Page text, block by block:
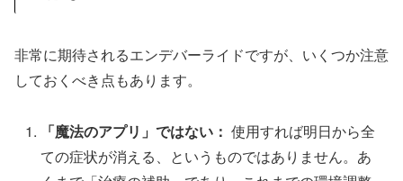
非常に期待されるエンデバーライドですが、いくつか注意
しておくべき点もあります。
「魔法のアプリ」ではない： 使用すれば明日から全
ての症状が消える、というものではありません。あ